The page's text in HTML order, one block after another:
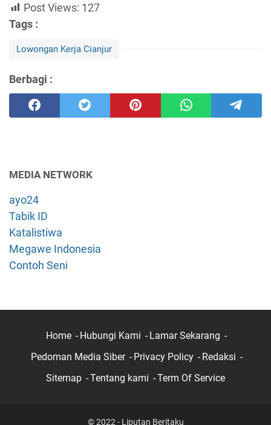
Post Views: 127
Tags :
Lowongan Kerja Cianjur
Berbagi :
MEDIA NETWORK
ayo24
Tabik ID
Katalistiwa
Megawe Indonesia
Contoh Seni
Home Hubungi Kami
Lamar Sekarang
Pedoman Media Siber
Privacy Policy
Redaksi
Sitemap
Tentang kami Term Of Service
© 2022 - Liputan Beritaku